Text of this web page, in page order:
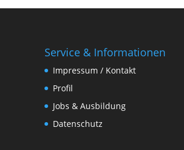
Service & Informationen
Impressum / Kontakt
Profil
Jobs & Ausbildung
Datenschutz